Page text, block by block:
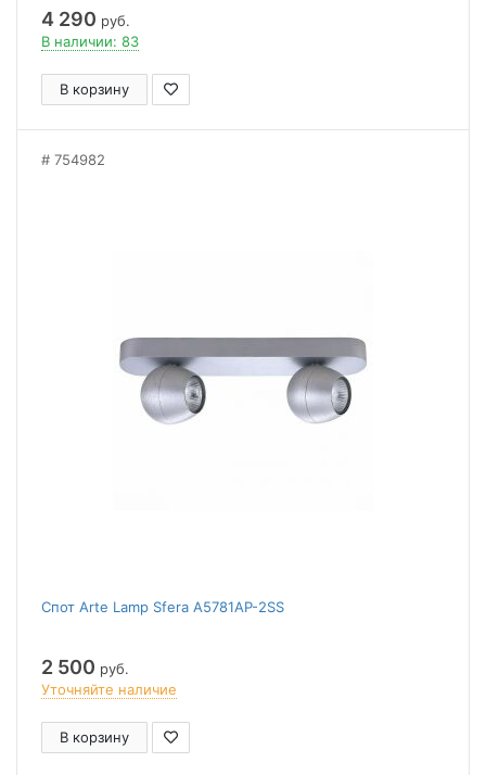
4 290 руб.
В наличии: 83
В корзину
754982
Спот Arte Lamp Sfera A5781AP-2SS
2 500 руб.
Уточняйте наличие
В корзину